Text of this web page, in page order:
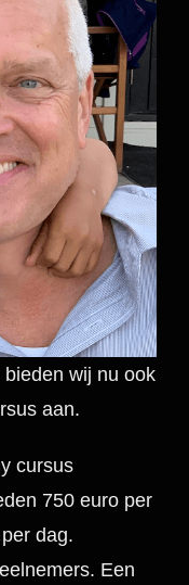
bieden wij nu ook
aan.
cursus
750 euro per
dag.
Een